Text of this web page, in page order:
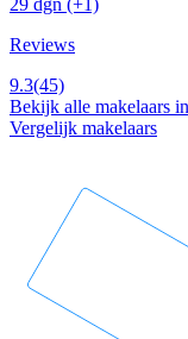
Reviews
9.3(45)
Bekijk alle makelaars
Vergelijk makelaars